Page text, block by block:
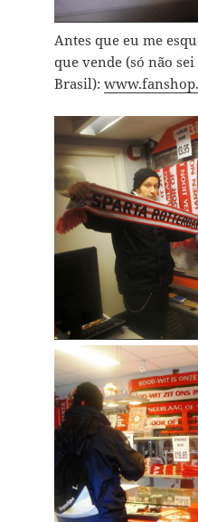
Antes que eu me
que vende (só não
Brasil):